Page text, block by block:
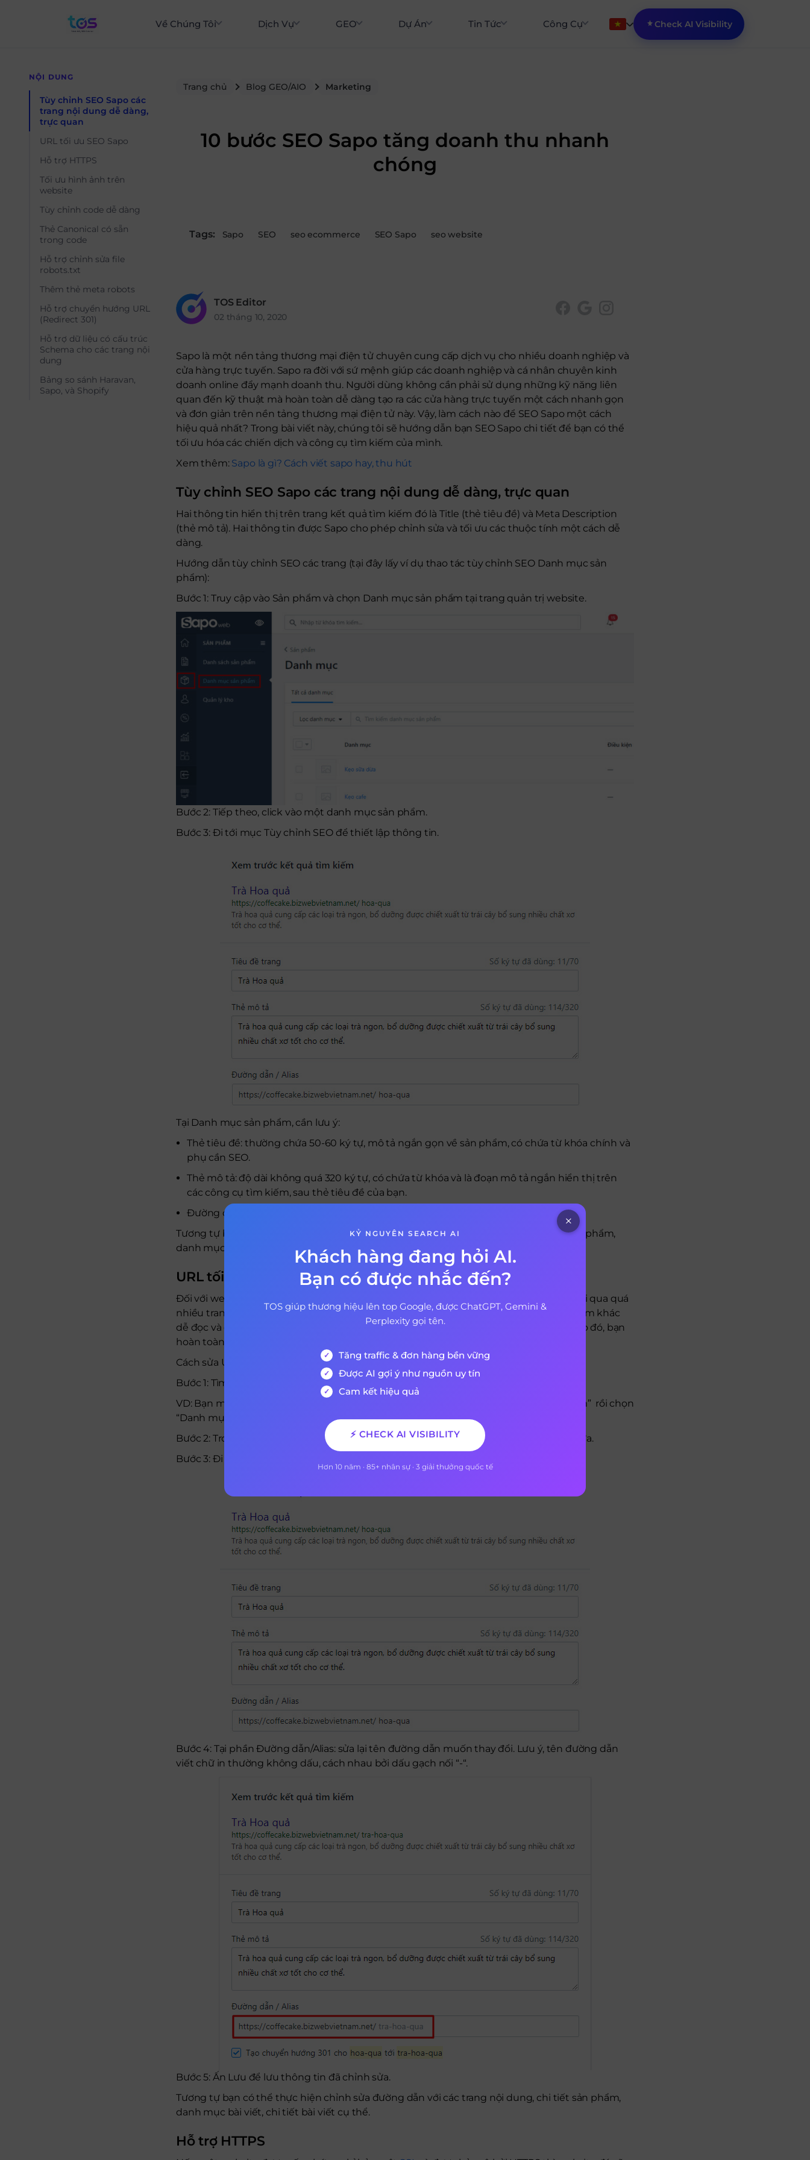
Về Chúng Tôi Dịch Vụ GEO Dự Án Tin Tức Công Cụ Check AI Visibility
Trang chủ Blog GEO/AIO Marketing
10 bước SEO Sapo tăng doanh thu nhanh
chóng
Tags: Sapo SEO seo ecommerce SEO Sapo seo website
TOS Editor
02 tháng 10, 2020
NỘI DUNG
Tùy chỉnh SEO Sapo các
trang nội dung dễ dàng,
trực quan
URL tối ưu SEO Sapo
Hỗ trợ HTTPS
Tối ưu hình ảnh trên
website
Tùy chỉnh code dễ dàng
Thẻ Canonical có sẵn
trong code
Hỗ trợ chỉnh sửa file
robots.txt
Thêm thẻ meta robots
Hỗ trợ chuyển hướng URL
(Redirect 301)
Hỗ trợ dữ liệu có cấu trúc
Schema cho các trang nội
dung
Bảng so sánh Haravan,
Sapo, và Shopify
Sapo là một nền tảng thương mại điện tử chuyên cung cấp dịch vụ cho nhiều doanh nghiệp và
cửa hàng trực tuyến. Sapo ra đời với sứ mệnh giúp các doanh nghiệp và cá nhân chuyên kinh
doanh online đẩy mạnh doanh thu. Người dùng không cần phải sử dụng những kỹ năng liên
quan đến kỹ thuật mà hoàn toàn dễ dàng tạo ra các cửa hàng trực tuyến một cách nhanh gọn
và đơn giản trên nền tảng thương mại điện tử này. Vậy, làm cách nào để SEO Sapo một cách
hiệu quả nhất? Trong bài viết này, chúng tôi sẽ hướng dẫn bạn SEO Sapo chi tiết để bạn có thể
tối ưu hóa các chiến dịch và công cụ tìm kiếm của mình.
Xem thêm: Sapo là gì? Cách viết sapo hay, thu hút
Tùy chỉnh SEO Sapo các trang nội dung dễ dàng, trực quan
Hai thông tin hiển thị trên trang kết quả tìm kiếm đó là Title (thẻ tiêu đề) và Meta Description
(thẻ mô tả). Hai thông tin được Sapo cho phép chỉnh sửa và tối ưu các thuộc tính một cách dễ
dàng.
Hướng dẫn tùy chỉnh SEO các trang (tại đây lấy ví dụ thao tác tùy chỉnh SEO Danh mục sản
phẩm):
Bước 1: Truy cập vào Sản phẩm và chọn Danh mục sản phẩm tại trang quản trị website.
Bước 2: Tiếp theo, click vào một danh mục sản phẩm.
Bước 3: Đi tới mục Tùy chỉnh SEO để thiết lập thông tin.
Tại Danh mục sản phẩm, cần lưu ý:
Thẻ tiêu đề: thường chứa 50-60 ký tự, mô tả ngắn gọn về sản phẩm, có chứa từ khóa chính và
phụ cần SEO.
Thẻ mô tả: độ dài không quá 320 ký tự, có chứa từ khóa và là đoạn mô tả ngắn hiển thị trên
các công cụ tìm kiếm, sau thẻ tiêu đề của bạn.
Đường dẫn/alias: hiển thị trên trình duyệt website và có thể tùy chỉnh.
Tương tự bạn có thể thực hiện tùy chỉnh SEO các trang với trang nội dung, chi tiết sản phẩm,
danh mục bài viết, chi tiết bài viết cụ thể.
URL tối ưu SEO Sapo
Đối với website, một URL tốt nhất nên ngắn gọn, chứa ít thư mục con và không phải đi qua quá
nhiều trang. URL theo tiêu chí đó sẽ giúp người dùng cũng như nhiều công cụ tìm kiếm khác
dễ đọc và dễ nhớ. Website của Sapo hiển thị URL đơn cấp, bao gồm domain và alias. Do đó, bạn
hoàn toàn có thể tự chỉnh sửa URL khi cần thiết.
Cách sửa URL thân thiện với công cụ tìm kiếm:
Bước 1: Tìm đến trang cần sửa lại URL tại trang quản trị Website.
VD: Bạn muốn chỉnh sửa URL của danh mục sản phẩm thì bạn cần ấn chọn “Sản phẩm” rồi chọn
“Danh mục sản phẩm”.
Bước 2: Trong trang danh mục bạn lựa chọn 1 danh mục sản phẩm cụ thể cần chỉnh sửa.
Bước 3: Đi tới mục Tùy chỉnh SEO để thiết lập lại thông tin.
Bước 4: Tại phần Đường dẫn/Alias: sửa lại tên đường dẫn muốn thay đổi. Lưu ý, tên đường dẫn
viết chữ in thường không dấu, cách nhau bởi dấu gạch nối “-“.
Bước 5: Ấn Lưu để lưu thông tin đã chỉnh sửa.
Tương tự bạn có thể thực hiện chỉnh sửa đường dẫn với các trang nội dung, chi tiết sản phẩm,
danh mục bài viết, chi tiết bài viết cụ thể.
Hỗ trợ HTTPS
KỶ NGUYÊN SEARCH AI
Khách hàng đang hỏi AI.
Bạn có được nhắc đến?
TOS giúp thương hiệu lên top Google, được ChatGPT, Gemini &
Perplexity gọi tên.
Tăng traffic & đơn hàng bền vững
Được AI gợi ý như nguồn uy tín
Cam kết hiệu quả
⚡ CHECK AI VISIBILITY
Hơn 10 năm · 85+ nhân sự · 3 giải thưởng quốc tế